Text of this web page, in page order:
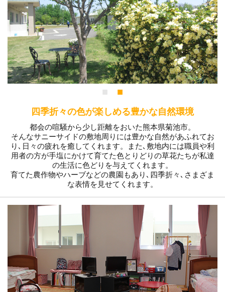
四季折々の色が楽しめる豊かな自然環境
都会の喧騒から少し距離をおいた熊本県菊池市。
そんなサニーサイドの敷地周りには豊かな自然があふれてお
り､日々の疲れを癒してくれます。また､敷地内には職員や利
用者の方が手塩にかけて育てた色とりどりの草花たちが私達
の生活に色どりを与えてくれます。
育てた農作物やハーブなどの農園もあり､四季折々､さまざま
な表情を見せてくれます。